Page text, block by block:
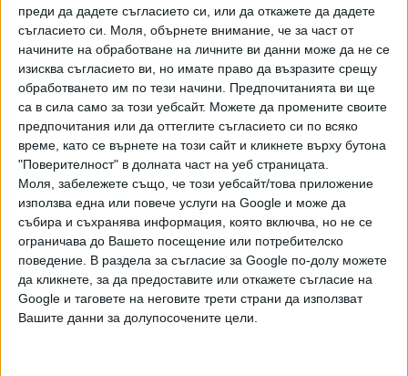
преди да дадете съгласието си, или да откажете да дадете
съгласието си.
Моля, обърнете внимание, че за част от
начините на обработване на личните ви данни може да не се
изисква съгласието ви, но имате право да възразите срещу
обработването им по тези начини. Предпочитанията ви ще
са в сила само за този уебсайт. Можете да промените своите
предпочитания или да оттеглите съгласието си по всяко
време, като се върнете на този сайт и кликнете върху бутона
"Поверителност" в долната част на уеб страницата.
Моля, забележете също, че този уебсайт/това приложение
използва една или повече услуги на Google и може да
събира и съхранява информация, която включва, но не се
ограничава до Вашето посещение или потребителско
поведение. В раздела за съгласие за Google по-долу можете
да кликнете, за да предоставите или откажете съгласие на
Google и таговете на неговите трети страни да използват
Вашите данни за долупосочените цели.
курсове само в сутрешните часове.
Последвайте ни и в
Ако искате да подкрепите независимата
и качествена журналистика в “Сега”,
можете да направите дарение през
PayPal
Ключови думи: столичен градски транспорт,летище София
Още новини по темата